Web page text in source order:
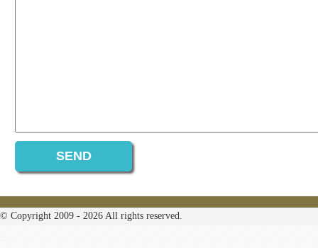
© Copyright 2009 - 2026 All rights reserved.